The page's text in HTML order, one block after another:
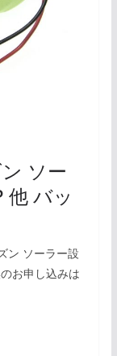
ソー
他 バッ
ン ソーラー設
お申し込みは